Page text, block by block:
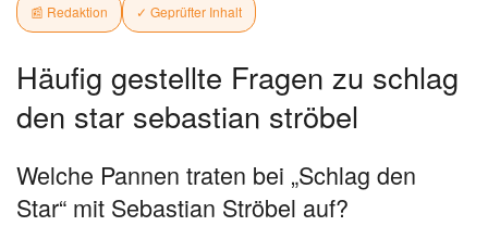
📰 Redaktion ✓ Geprüfter Inhalt
Häufig gestellte Fragen zu schlag
den star sebastian ströbel
Welche Pannen traten bei „Schlag den
Star“ mit Sebastian Ströbel auf?